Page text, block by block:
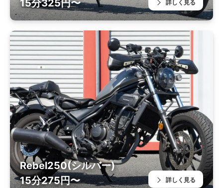
15分325円〜
詳しく見る
Rebel250(シルバー)
15分275円〜
詳しく見る